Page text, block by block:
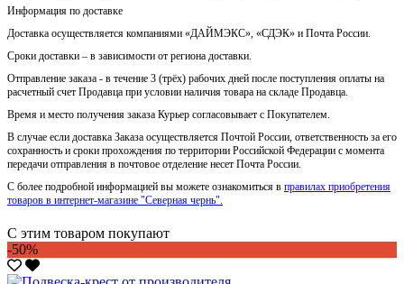
Информация по доставке
Доставка осуществляется компаниями «ДАЙМЭКС», «СДЭК» и Почта России.
Сроки доставки – в зависимости от региона доставки.
Отправление заказа - в течение 3 (трёх) рабочих дней после поступления оплаты на
расчетный счет Продавца при условии наличия товара на складе Продавца.
Время и место получения заказа Курьер согласовывает с Покупателем.
В случае если доставка Заказа осуществляется Почтой России, ответственность за его
сохранность и сроки прохождения по территории Российской Федерации с момента
передачи отправления в почтовое отделение несет Почта России.
С более подробной информацией вы можете ознакомиться в правилах приобретения
товаров в интернет-магазине "Северная чернь".
С этим товаром покупают
-50%